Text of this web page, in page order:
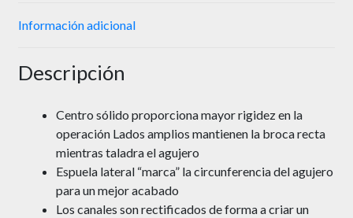
Información adicional
Descripción
Centro sólido proporciona mayor rigidez en la
operación Lados amplios mantienen la broca recta
mientras taladra el agujero
Espuela lateral “marca” la circunferencia del agujero
para un mejor acabado
Los canales son rectificados de forma a criar un